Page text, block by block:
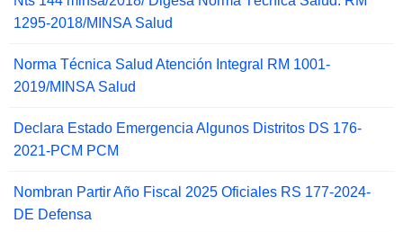
1295-2018/MINSA Salud
Norma Técnica Salud Atención Integral RM 1001-
2019/MINSA Salud
Declara Estado Emergencia Algunos Distritos DS 176-
2021-PCM PCM
Nombran Partir Año Fiscal 2025 Oficiales RS 177-2024-
DE Defensa